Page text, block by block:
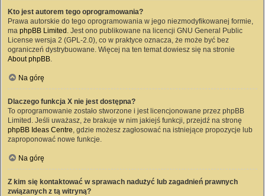
Kto jest autorem tego oprogramowania?
Prawa autorskie do tego oprogramowania w jego niezmodyfikowanej formie,
ma phpBB Limited . Jest ono publikowane na licencji GNU General Public
License wersja 2 (GPL-2.0), co w praktyce oznacza, że może być bez
ograniczeń dystrybuowane. Więcej na ten temat dowiesz się na stronie
About phpBB.
Na górę
Dlaczego funkcja X nie jest dostępna?
To oprogramowanie zostało stworzone i jest licencjonowane przez phpBB
Limited. Jeśli uważasz, że brakuje w nim jakiejś funkcji, przejdź na stronę
phpBB Ideas Centre, gdzie możesz zagłosować na istniejące propozycje lub
zaproponować nowe funkcje.
Na górę
Z kim się kontaktować w sprawach nadużyć lub zagadnień prawnych
związanych z tą witryną?